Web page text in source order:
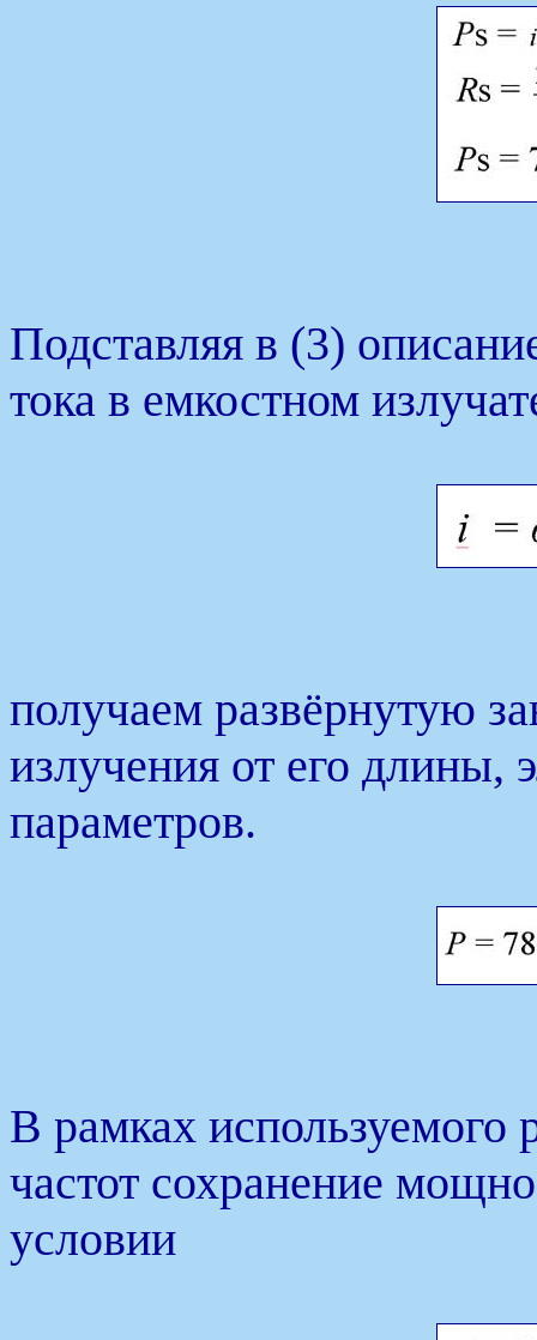
Подставляя в (3)
тока в емкостном
получаем развёрнутую
излучения от его длины,
параметров.
В рамках используемого
частот сохранение
условии